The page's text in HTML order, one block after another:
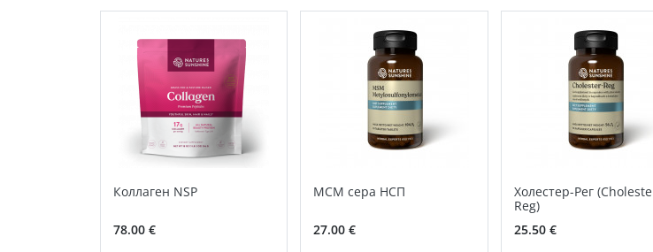
Коллаген NSP
78.00 €
МСМ сера НСП
27.00 €
Холестер-Рег
Reg)
25.50 €